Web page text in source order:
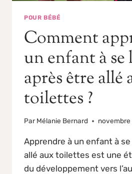
POUR BÉBÉ
Comment
un enfant à se
après être allé
toilettes ?
Par Mélanie Bernard
Apprendre à un enfant à
allé aux toilettes est une
du développement vers